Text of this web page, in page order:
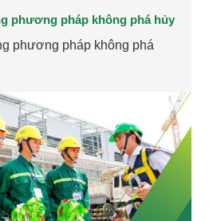
phương pháp không phá hủy
phương pháp không phá